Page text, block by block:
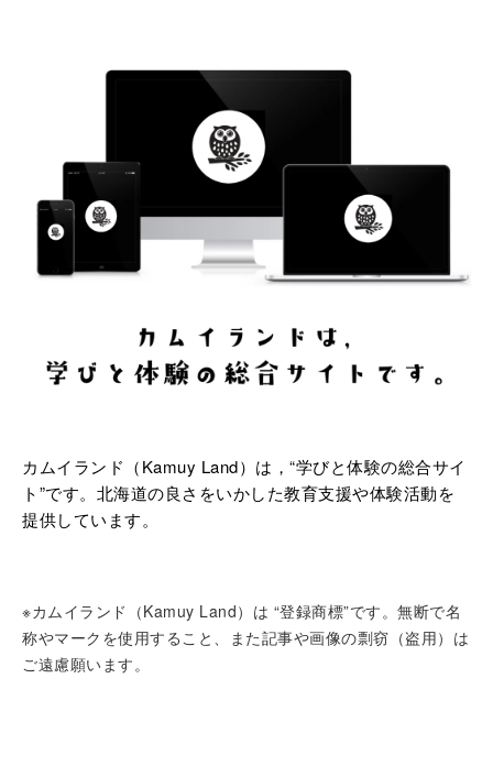
カムイランド（Kamuy Land）は，“学びと体験の総合サイ
ト”です。北海道の良さをいかした教育支援や体験活動を
提供しています。
※カムイランド（Kamuy Land）は “登録商標”です。無断で名
称やマークを使用すること、また記事や画像の剽窃（盗用）は
ご遠慮願います。